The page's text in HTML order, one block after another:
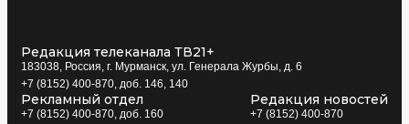
Редакция телеканала ТВ21+
183038, Россия, г. Мурманск, ул. Генерала Журбы, д. 6
+7 (8152) 400-870, доб. 146, 140
Рекламный отдел
+7 (8152) 400-870, доб. 160
Редакция новостей
+7 (8152) 400-870